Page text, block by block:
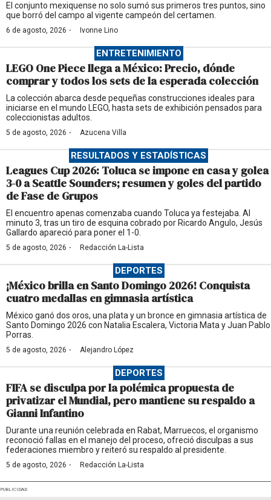
El conjunto mexiquense no solo sumó sus primeros tres puntos, sino
que borró del campo al vigente campeón del certamen.
6 de agosto, 2026 · Ivonne Lino
ENTRETENIMIENTO
LEGO One Piece llega a México: Precio, dónde
comprar y todos los sets de la esperada colección
La colección abarca desde pequeñas construcciones ideales para
iniciarse en el mundo LEGO, hasta sets de exhibición pensados para
coleccionistas adultos.
5 de agosto, 2026 · Azucena Villa
RESULTADOS Y ESTADÍSTICAS
Leagues Cup 2026: Toluca se impone en casa y golea
3-0 a Seattle Sounders; resumen y goles del partido
de Fase de Grupos
El encuentro apenas comenzaba cuando Toluca ya festejaba. Al
minuto 3, tras un tiro de esquina cobrado por Ricardo Angulo, Jesús
Gallardo apareció para poner el 1-0.
5 de agosto, 2026 · Redacción La-Lista
DEPORTES
¡México brilla en Santo Domingo 2026! Conquista
cuatro medallas en gimnasia artística
México ganó dos oros, una plata y un bronce en gimnasia artística de
Santo Domingo 2026 con Natalia Escalera, Victoria Mata y Juan Pablo
Porras.
5 de agosto, 2026 · Alejandro López
DEPORTES
FIFA se disculpa por la polémica propuesta de
privatizar el Mundial, pero mantiene su respaldo a
Gianni Infantino
Durante una reunión celebrada en Rabat, Marruecos, el organismo
reconoció fallas en el manejo del proceso, ofreció disculpas a sus
federaciones miembro y reiteró su respaldo al presidente.
5 de agosto, 2026 · Redacción La-Lista
PUBLICIDAD